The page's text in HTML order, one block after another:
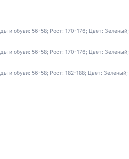
и обуви: 56-58; Рост: 170-176; Цвет:
и обуви: 56-58; Рост: 170-176; Цвет:
и обуви: 56-58; Рост: 182-188; Цвет: